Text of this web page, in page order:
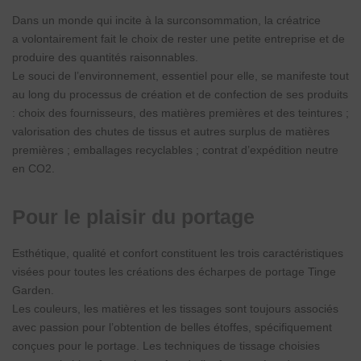
Dans un monde qui incite à la surconsommation, la créatrice
a volontairement fait le choix de rester une petite entreprise et de
produire des quantités raisonnables.
Le souci de l’environnement, essentiel pour elle, se manifeste tout
au long du processus de création et de confection de ses produits
: choix des fournisseurs, des matières premières et des teintures ;
valorisation des chutes de tissus et autres surplus de matières
premières ; emballages recyclables ; contrat d’expédition neutre
en CO2.
Pour le plaisir du portage
Esthétique, qualité et confort constituent les trois caractéristiques
visées pour toutes les créations des écharpes de portage Tinge
Garden.
Les couleurs, les matières et les tissages sont toujours associés
avec passion pour l’obtention de belles étoffes, spécifiquement
conçues pour le portage. Les techniques de tissage choisies